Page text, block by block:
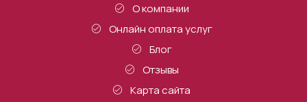
О компании
Онлайн оплата услуг
Блог
Отзывы
Карта сайта